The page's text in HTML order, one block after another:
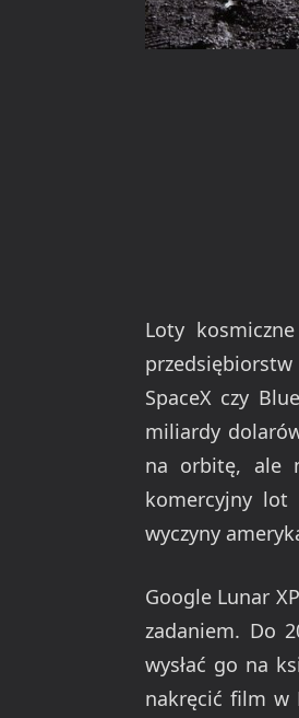
Loty
SpaceX czy
miliardy
na orbitę, ale
komercyjny lot
wyczyny
Google Lunar
zadaniem. Do
wysłać go na
nakręcić film w